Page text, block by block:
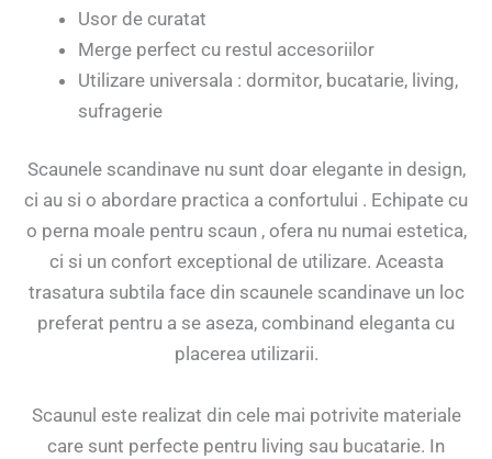
Usor de curatat
Merge perfect cu restul accesoriilor
Utilizare universala : dormitor, bucatarie, living,
sufragerie
Scaunele scandinave nu sunt doar elegante in design,
ci au si o abordare practica a confortului . Echipate cu
o perna moale pentru scaun , ofera nu numai estetica,
ci si un confort exceptional de utilizare. Aceasta
trasatura subtila face din scaunele scandinave un loc
preferat pentru a se aseza, combinand eleganta cu
placerea utilizarii.
Scaunul este realizat din cele mai potrivite materiale
care sunt perfecte pentru living sau bucatarie. In